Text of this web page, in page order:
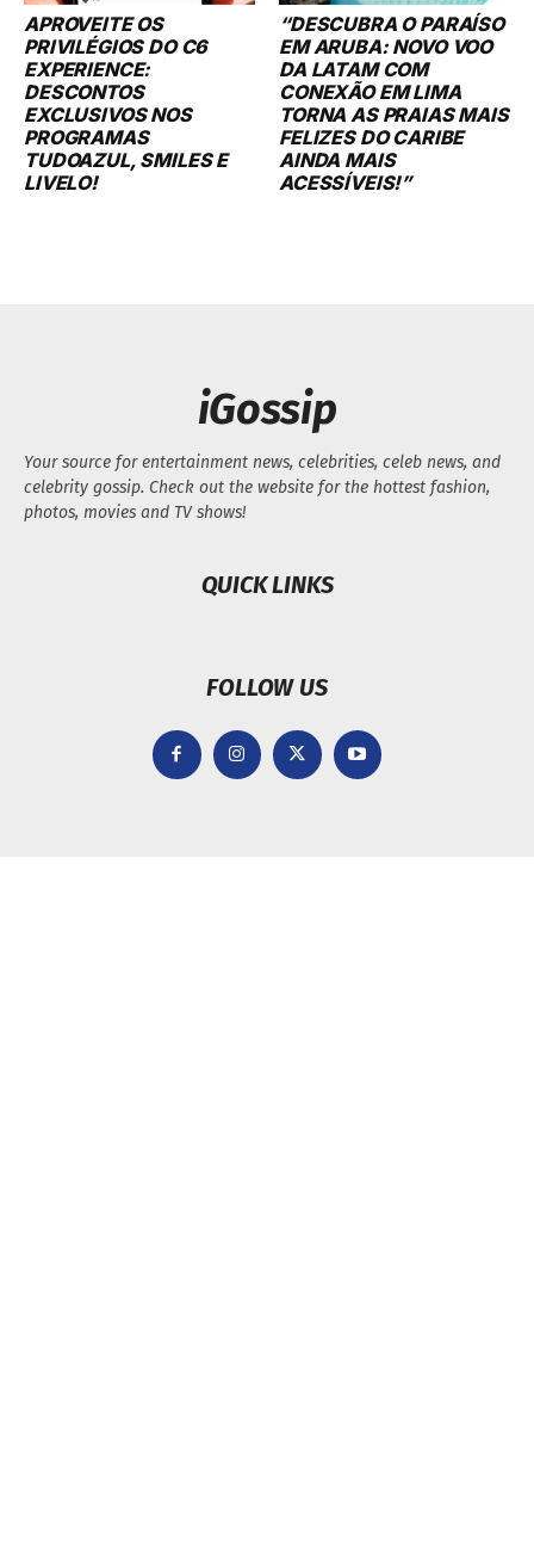
APROVEITE OS
PRIVILÉGIOS DO C6
EXPERIENCE:
DESCONTOS
EXCLUSIVOS NOS
PROGRAMAS
TUDOAZUL, SMILES E
LIVELO!
“DESCUBRA O PARAÍSO
EM ARUBA: NOVO VOO
DA LATAM COM
CONEXÃO EM LIMA
TORNA AS PRAIAS MAIS
FELIZES DO CARIBE
AINDA MAIS
ACESSÍVEIS!”
iGossip
Your source for entertainment news, celebrities, celeb news, and
celebrity gossip. Check out the website for the hottest fashion,
photos, movies and TV shows!
QUICK LINKS
FOLLOW US